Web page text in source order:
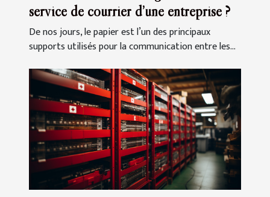
service de courrier d’une entreprise ?
De nos jours, le papier est l’un des principaux
supports utilisés pour la communication entre les...